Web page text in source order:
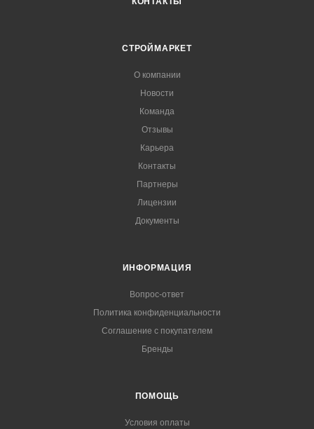
СТРОЙМАРКЕТ
О компании
Новости
Команда
Отзывы
Карьера
Контакты
Партнеры
Лицензии
Документы
ИНФОРМАЦИЯ
Вопрос-ответ
Политика конфиденциальности
Соглашение с покупателем
Бренды
ПОМОЩЬ
Условия оплаты